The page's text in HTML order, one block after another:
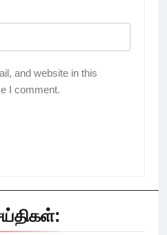
and website in this
I comment.